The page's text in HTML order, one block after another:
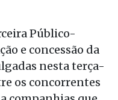
Público-
e concessão da
nesta terça-
os concorrentes